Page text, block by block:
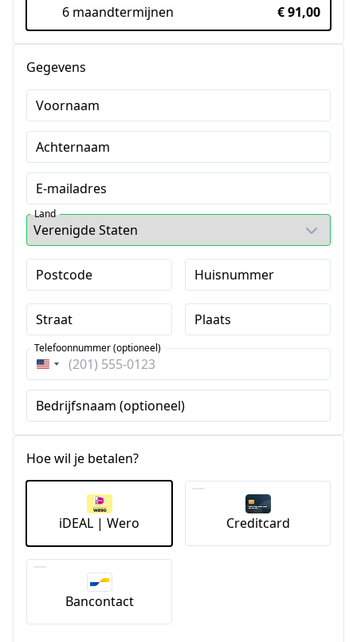
6 maandtermijnen € 91,00
Gegevens
Voornaam
Achternaam
E-mailadres
Land
Postcode Huisnummer
Straat Plaats
Verenigde
Staten
+1
Telefoonnummer (optioneel)
Bedrijfsnaam (optioneel)
Hoe wil je betalen?
iDEAL | Wero Creditcard
Bancontact